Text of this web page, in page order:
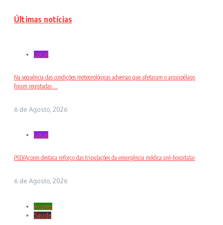
Últimas notícias
Local
Na sequência das condições meteorológicas adversas que afetaram o arquipélago
foram registadas ...
6 de Agosto, 2026
Local
PSD/Açores destaca reforço das tripulações da emergência médica pré-hospitalar
6 de Agosto, 2026
Açores
Saude